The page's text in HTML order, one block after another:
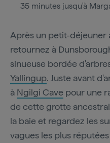
35 minutes jusqu'à
Après un petit-déjeuner
retournez à
sinueuse bordée
Yallingup. Juste avant
à Ngilgi Cave pour une
de cette grotte
la baie et regardez les
vagues les plus